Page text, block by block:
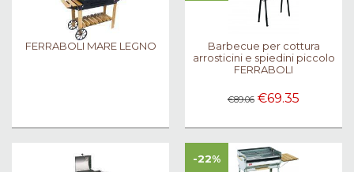
FERRABOLI MARE LEGNO
Barbecue per cottura
arrosticini e spiedini piccolo
FERRABOLI
€89.06 €69.35
-22%